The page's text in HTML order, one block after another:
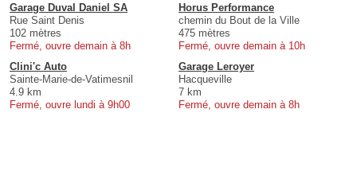
Garage Duval Daniel SA
Rue Saint Denis
102 mètres
Fermé, ouvre demain à 8h
Horus Performance
chemin du Bout de la Ville
475 mètres
Fermé, ouvre demain à 10h
Clini'c Auto
Sainte-Marie-de-Vatimesnil
4.9 km
Fermé, ouvre lundi à 9h00
Garage Leroyer
Hacqueville
7 km
Fermé, ouvre demain à 8h